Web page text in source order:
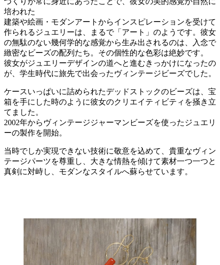
培われた
建築や絵画・モダンアートからインスピレーションを受けて
作られるジュエリーは、まるで「アート」のようです。彼女
の無駄のない幾何学的な感覚から生み出されるのは、入念で
緻密なビーズの配列たち。その個性的な色彩は絶妙です。
彼女がジュエリーデザインの道へと進むきっかけになったの
が、学生時代に旅先で出会ったヴィンテージビーズでした。
ケースいっぱいに詰められたデッドストックのビーズは、宝
箱を手にした時のように彼女のクリエイティビティを掻き立
てました。
2002年からヴィンテージジャーマンビーズを使ったジュエリ
ーの製作を開始。
当時でしか実現できない技術に敬意を込めて、貴重なヴィン
テージパーツを尊重し、大きな情熱を傾けて素材一つ一つと
真剣に対峙し、モダンなスタイルへ蘇らせています。